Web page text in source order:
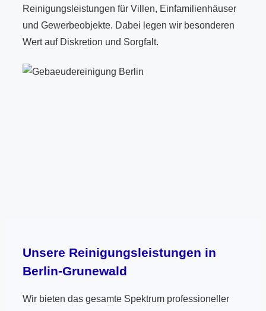
Reinigungsleistungen für Villen, Einfamilienhäuser
und Gewerbeobjekte. Dabei legen wir besonderen
Wert auf Diskretion und Sorgfalt.
Unsere Reinigungsleistungen in
Berlin-Grunewald
Wir bieten das gesamte Spektrum professioneller